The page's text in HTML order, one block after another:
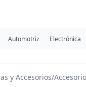
Automotriz Electrónica
y Accesorios/